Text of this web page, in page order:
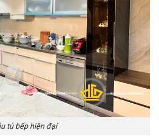
tủ bếp hiện đại